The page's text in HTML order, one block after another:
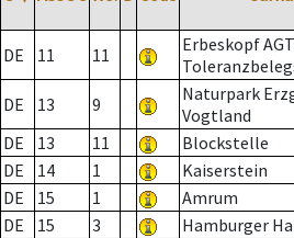
DE 11 11
Erbeskopf
DE 13 9
Naturpark
Vogtland
DE
13 11 Blockstelle
DE
14 1 Kaiserstein
DE
15 1 Amrum
DE
15 3 Hamburger